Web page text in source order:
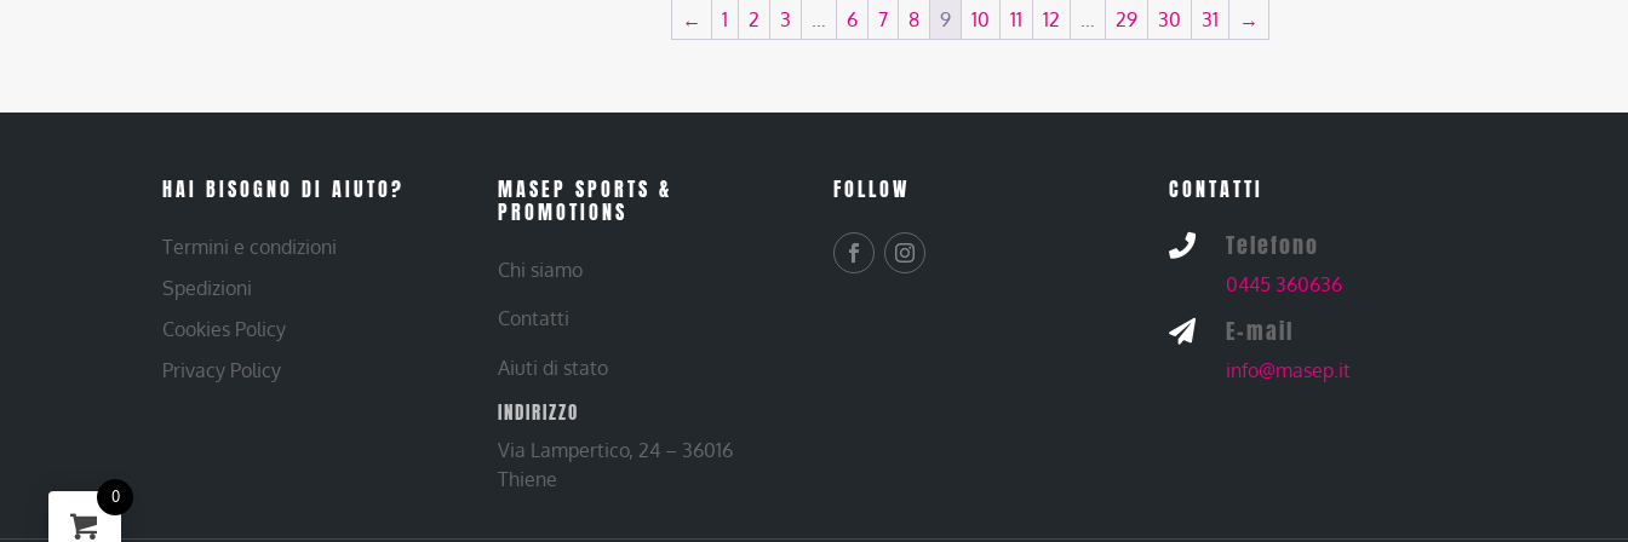
← 1 2 3 6 7 8 9 10 11 12 29 30 31 →
HAI BISOGNO DI AIUTO?
Termini e condizioni
Spedizioni
Cookies Policy
Privacy Policy
MASEP SPORTS &
PROMOTIONS
Chi siamo
Contatti
Aiuti di stato
INDIRIZZO
Via Lampertico, 24 – 36016
Thiene
FOLLOW CONTATTI
 Telefono
0445 360636
 E-mail
info@masep.it
0